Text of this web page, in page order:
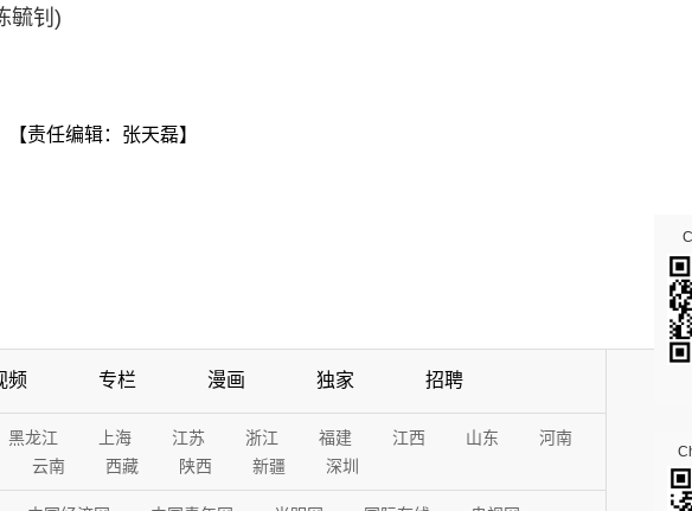
毓钊)
【责任编辑：张天磊】
频 专栏 漫画 独家 招聘
黑龙江 上海 江苏 浙江 福建 江西 山东
河南
云南 西藏 陕西 新疆 深圳